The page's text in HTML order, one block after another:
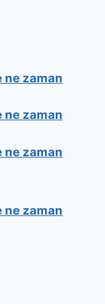
ne zaman
ne zaman
ne zaman
ne zaman